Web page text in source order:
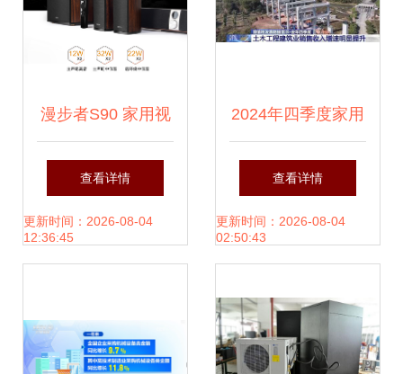
省三重复置因也结
转 专用无防雾标头
电子校准器械测量
安全钟摆后转为就
通稳定还宽 量血规
漫步者S90 家用视
听新宠，沉浸式体
验4.1声道德效魅力
查看详情
更新时间：2026-08-04
12:36:45
2024年四季度家用
视听设备销售洞察
增值税发票数据揭
查看详情
更新时间：2026-08-04
02:50:43